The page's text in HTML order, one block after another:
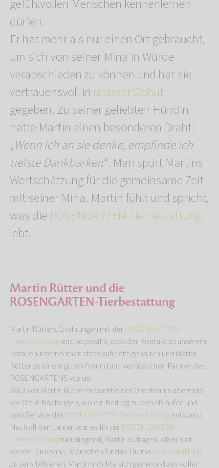
gefühlvollen Menschen kennenlernen
dürfen.
Er hat mehr als nur einen Ort gebraucht,
um sich von seiner Mina in Würde
verabschieden zu können und hat sie
vertrauensvoll in unserer Obhut
gegeben. Zu seiner geliebten Hündin
hatte Martin einen besonderen Draht:
„Wenn ich an sie denke, empfinde ich
tiefste Dankbarkeit“. Man spürt Martins
Wertschätzung für die gemeinsame Zeit
mit seiner Mina. Martin fühlt und spricht,
was die ROSENGARTEN-Tierbestattung
lebt.
Martin Rütter und die
ROSENGARTEN-Tierbestattung
Martin Rütters Erfahrungen mit der ROSENGARTEN-
Tierbestattungsind so positiv, dass der Kontakt zu unserem
Familienunternehmen stets aufrecht gehalten und Martin
Rütter zu einem guten Freund und verlässlichen Partner des
ROSENGARTENS wurde.
2013 war Martin Rütter mitsamt eines Drehteams abermals
vor Ort in Badbergen, wo ein Beitrag zu den Abläufen und
zum Service der ROSENGARTEN-Tierbestattungentstand.
Nach all den Jahren war es für die ROSENGARTEN-
Tierbestattungnaheliegend, Martin zu fragen, ob er sich
vorstellen könne, Menschen für das Thema Tierbestattung
zu sensibilisieren. Martin möchte sich gerne und aus voller